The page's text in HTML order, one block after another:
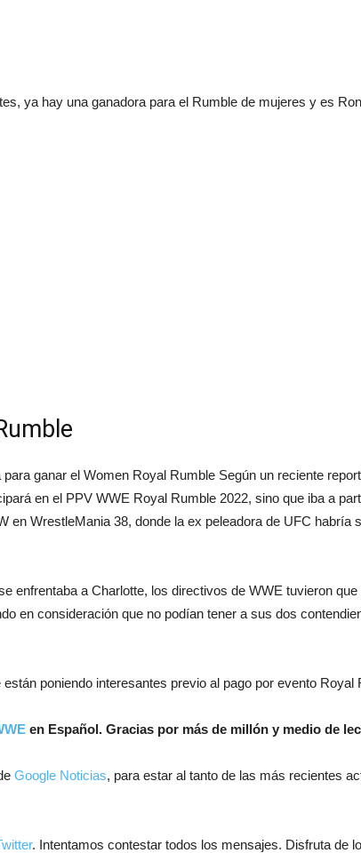
ya hay una ganadora para el Rumble de mujeres y es
ganar el Women Royal Rumble Según un reciente
en el PPV WWE Royal Rumble 2022, sino que iba a
en WrestleMania 38, donde la ex peleadora de UFC habría
enfrentaba a Charlotte, los directivos de WWE tuvieron
en consideración que no podían tener a sus dos
poniendo interesantes previo al pago por evento Royal
en Español. Gracias por más de millón y medio de
Google Noticias, para estar al tanto de las más recientes
. Intentamos contestar todos los mensajes. Disfruta de